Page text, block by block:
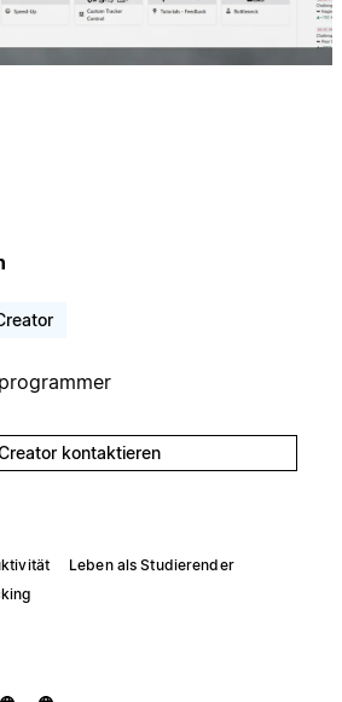
kontaktieren
Leben als Studierender